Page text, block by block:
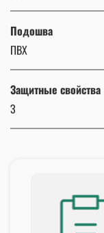
Подошва
ПВХ
Защитные свойства
З